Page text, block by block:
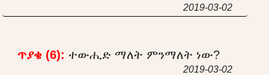
2019-03-02
ጥያቄ (6): ተውሒድ ማለት ምንማለት ነው?
2019-03-02